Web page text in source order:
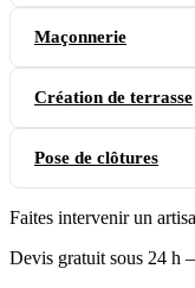
Maçonnerie
Création de terrasse
Pose de clôtures
Faites intervenir un
Devis gratuit sous 24 h